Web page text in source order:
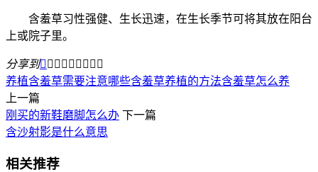
含羞草习性强健、生长迅速，在生长季节可将其放在阳台
上或院子里。
分享到        
养植含羞草需要注意哪些含羞草养植的方法含羞草怎么养
上一篇
刚买的新鞋磨脚怎么办 下一篇
含沙射影是什么意思
相关推荐